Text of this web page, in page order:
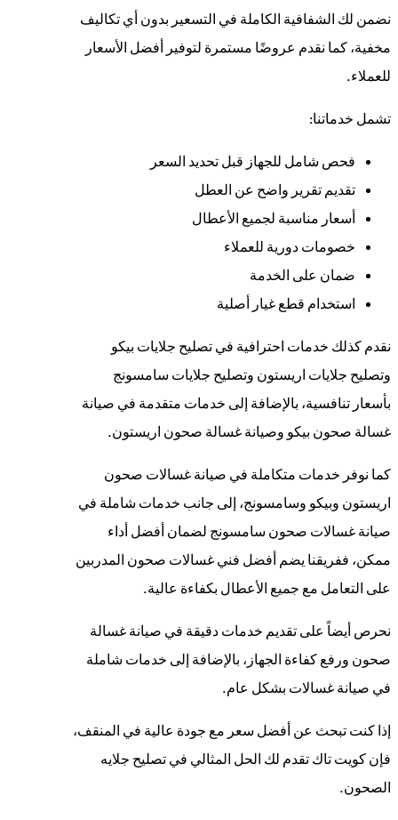
نضمن لك الشفافية الكاملة في التسعير بدون أي تكاليف
مخفية، كما نقدم عروضًا مستمرة لتوفير أفضل الأسعار
للعملاء.
تشمل خدماتنا:
فحص شامل للجهاز قبل تحديد السعر
تقديم تقرير واضح عن العطل
أسعار مناسبة لجميع الأعطال
خصومات دورية للعملاء
ضمان على الخدمة
استخدام قطع غيار أصلية
نقدم كذلك خدمات احترافية في تصليح جلايات بيكو
وتصليح جلايات اريستون وتصليح جلايات سامسونج
بأسعار تنافسية، بالإضافة إلى خدمات متقدمة في صيانة
غسالة صحون بيكو وصيانة غسالة صحون اريستون.
كما نوفر خدمات متكاملة في صيانة غسالات صحون
اريستون وبيكو وسامسونج، إلى جانب خدمات شاملة في
صيانة غسالات صحون سامسونج لضمان أفضل أداء
ممكن، ففريقنا يضم أفضل فني غسالات صحون المدربين
على التعامل مع جميع الأعطال بكفاءة عالية.
نحرص أيضاً على تقديم خدمات دقيقة في صيانة غسالة
صحون ورفع كفاءة الجهاز، بالإضافة إلى خدمات شاملة
في صيانة غسالات بشكل عام.
إذا كنت تبحث عن أفضل سعر مع جودة عالية في المنقف،
فإن كويت تاك تقدم لك الحل المثالي في تصليح جلايه
الصحون.